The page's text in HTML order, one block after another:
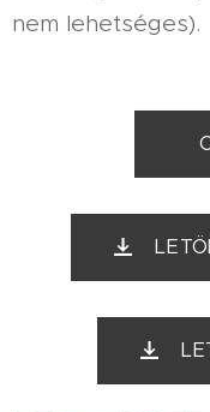
nem lehetséges).